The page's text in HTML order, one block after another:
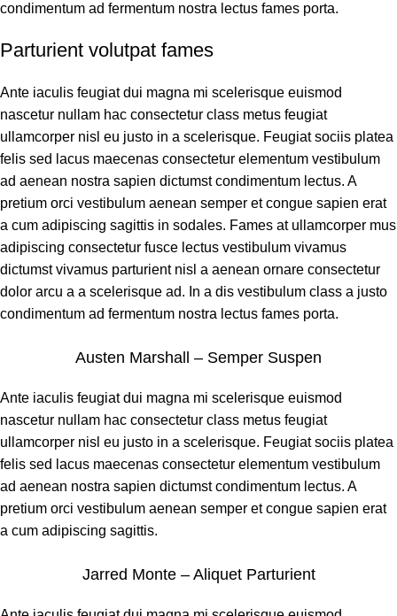
condimentum ad fermentum nostra lectus fames porta.
Parturient volutpat fames
Ante iaculis feugiat dui magna mi scelerisque euismod
nascetur nullam hac consectetur class metus feugiat
ullamcorper nisl eu justo in a scelerisque. Feugiat sociis platea
felis sed lacus maecenas consectetur elementum vestibulum
ad aenean nostra sapien dictumst condimentum lectus. A
pretium orci vestibulum aenean semper et congue sapien erat
a cum adipiscing sagittis in sodales. Fames at ullamcorper mus
adipiscing consectetur fusce lectus vestibulum vivamus
dictumst vivamus parturient nisl a aenean ornare consectetur
dolor arcu a a scelerisque ad. In a dis vestibulum class a justo
condimentum ad fermentum nostra lectus fames porta.
Austen Marshall – Semper Suspen
Ante iaculis feugiat dui magna mi scelerisque euismod
nascetur nullam hac consectetur class metus feugiat
ullamcorper nisl eu justo in a scelerisque. Feugiat sociis platea
felis sed lacus maecenas consectetur elementum vestibulum
ad aenean nostra sapien dictumst condimentum lectus. A
pretium orci vestibulum aenean semper et congue sapien erat
a cum adipiscing sagittis.
Jarred Monte – Aliquet Parturient